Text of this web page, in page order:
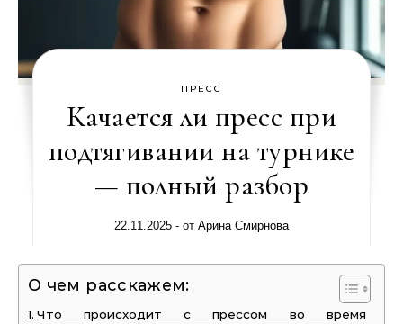
ПРЕСС
Качается ли пресс при
подтягивании на турнике
— полный разбор
22.11.2025 - от Арина Смирнова
О чем расскажем:
Что происходит с прессом во время